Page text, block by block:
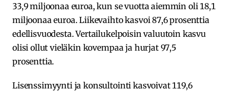
33,9 miljoonaa euroa, kun se vuotta aiemmin oli 18,1
miljoonaa euroa. Liikevaihto kasvoi 87,6 prosenttia
edellisvuodesta. Vertailukelpoisin valuutoin kasvu
olisi ollut vieläkin kovempaa ja hurjat 97,5
prosenttia.
Lisenssimyynti ja konsultointi kasvoivat 119,6